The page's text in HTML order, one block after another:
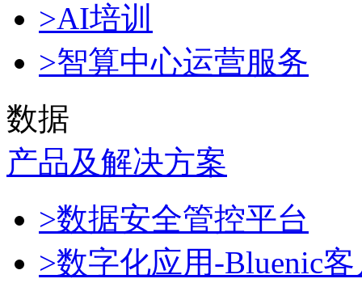
>AI培训
>智算中心运营服务
数据
产品及解决方案
>数据安全管控平台
>数字化应用-Bluenic